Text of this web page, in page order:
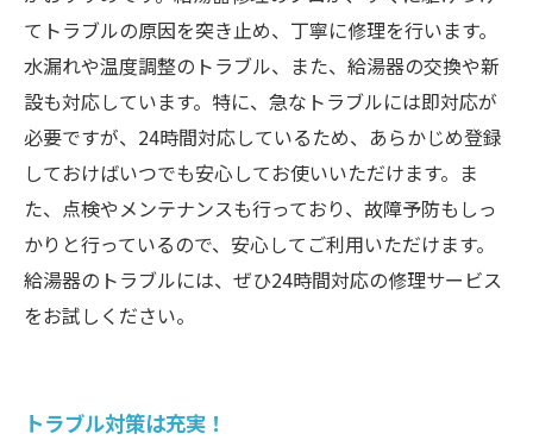
てトラブルの原因を突き止め、丁寧に修理を行います。
水漏れや温度調整のトラブル、また、給湯器の交換や新
設も対応しています。特に、急なトラブルには即対応が
必要ですが、24時間対応しているため、あらかじめ登録
しておけばいつでも安心してお使いいただけます。ま
た、点検やメンテナンスも行っており、故障予防もしっ
かりと行っているので、安心してご利用いただけます。
給湯器のトラブルには、ぜひ24時間対応の修理サービス
をお試しください。
トラブル対策は充実！